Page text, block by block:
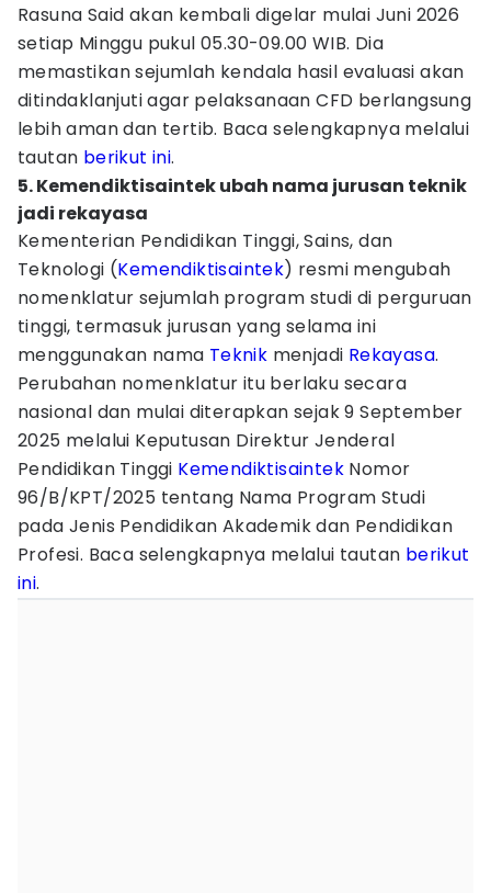
Rasuna Said akan kembali digelar mulai Juni 2026
setiap Minggu pukul 05.30-09.00 WIB. Dia
memastikan sejumlah kendala hasil evaluasi akan
ditindaklanjuti agar pelaksanaan CFD berlangsung
lebih aman dan tertib. Baca selengkapnya melalui
tautan berikut ini.
5. Kemendiktisaintek ubah nama jurusan teknik
jadi rekayasa
Kementerian Pendidikan Tinggi, Sains, dan
Teknologi (Kemendiktisaintek) resmi mengubah
nomenklatur sejumlah program studi di perguruan
tinggi, termasuk jurusan yang selama ini
menggunakan nama Teknik menjadi Rekayasa.
Perubahan nomenklatur itu berlaku secara
nasional dan mulai diterapkan sejak 9 September
2025 melalui Keputusan Direktur Jenderal
Pendidikan Tinggi Kemendiktisaintek Nomor
96/B/KPT/2025 tentang Nama Program Studi
pada Jenis Pendidikan Akademik dan Pendidikan
Profesi. Baca selengkapnya melalui tautan berikut
ini.